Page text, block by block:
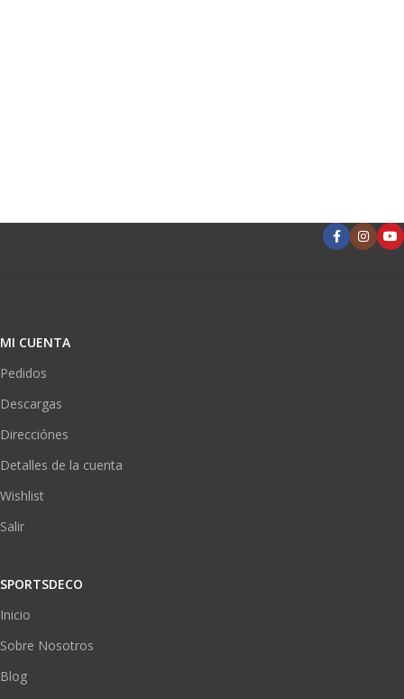
MI CUENTA
Pedidos
Descargas
Direcciónes
Detalles de la cuenta
Wishlist
Salir
SPORTSDECO
Inicio
Sobre Nosotros
Blog